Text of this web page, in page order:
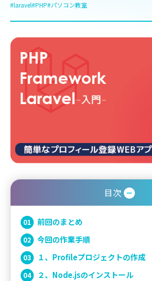
laravel PHP パソコン教室
目次
前回のまとめ
今回の作業手順
１、Profileプロジェクトの作成
２、Node.jsのインストール